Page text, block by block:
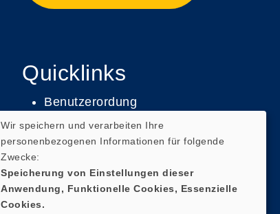
Quicklinks
Benutzerordung
Impressum
Widerruf
Wir speichern und verarbeiten Ihre
personenbezogenen Informationen für folgende
Zwecke:
Speicherung von Einstellungen dieser
Anwendung, Funktionelle Cookies, Essenzielle
Cookies.